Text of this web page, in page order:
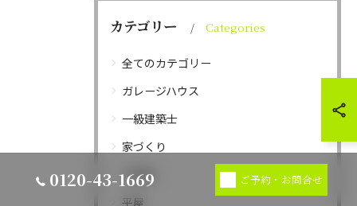
カテゴリー Categories
全てのカテゴリー
ガレージハウス
一級建築士
家づくり
工務店
平屋
0120-43-1669 ご予約・お問合せ